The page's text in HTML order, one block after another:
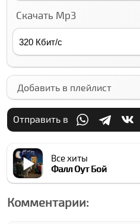
Скачать Mp3
Добавить в плейлист
Отправить в
Все хиты
Фалл Оут Бой
Комментарии: